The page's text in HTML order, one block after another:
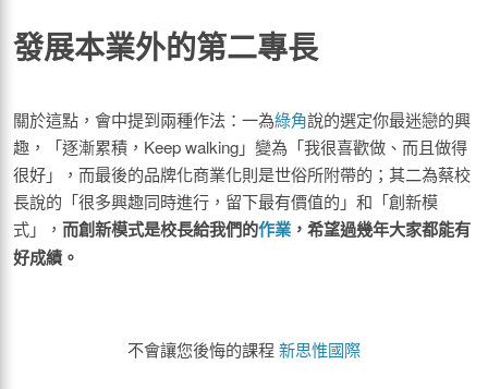
發展本業外的第二專長
關於這點，會中提到兩種作法：一為綠角說的選定你最迷戀的興
趣，「逐漸累積，Keep walking」變為「我很喜歡做、而且做得
很好」，而最後的品牌化商業化則是世俗所附帶的；其二為蔡校
長說的「很多興趣同時進行，留下最有價值的」和「創新模
式」， 而創新模式是校長給我們的作業 ，希望過幾年大家都能有
好成績。
不會讓您後悔的課程 新思惟國際